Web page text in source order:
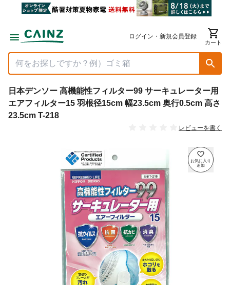
ログイン・新規会員登録
カート
日本デンソー 高機能性フィルター99 サーキュレーター用
エアフィルター15 羽根径15cm 幅23.5cm 奥行0.5cm 高さ
23.5cm T-218
レビューを書く